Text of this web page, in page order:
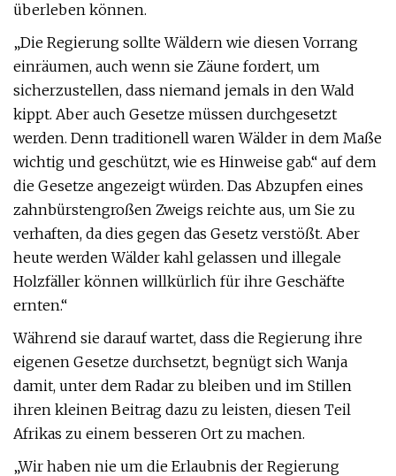
überleben können.
„Die Regierung sollte Wäldern wie diesen Vorrang
einräumen, auch wenn sie Zäune fordert, um
sicherzustellen, dass niemand jemals in den Wald
kippt. Aber auch Gesetze müssen durchgesetzt
werden. Denn traditionell waren Wälder in dem Maße
wichtig und geschützt, wie es Hinweise gab.“ auf dem
die Gesetze angezeigt würden. Das Abzupfen eines
zahnbürstengroßen Zweigs reichte aus, um Sie zu
verhaften, da dies gegen das Gesetz verstößt. Aber
heute werden Wälder kahl gelassen und illegale
Holzfäller können willkürlich für ihre Geschäfte
ernten.“
Während sie darauf wartet, dass die Regierung ihre
eigenen Gesetze durchsetzt, begnügt sich Wanja
damit, unter dem Radar zu bleiben und im Stillen
ihren kleinen Beitrag dazu zu leisten, diesen Teil
Afrikas zu einem besseren Ort zu machen.
„Wir haben nie um die Erlaubnis der Regierung